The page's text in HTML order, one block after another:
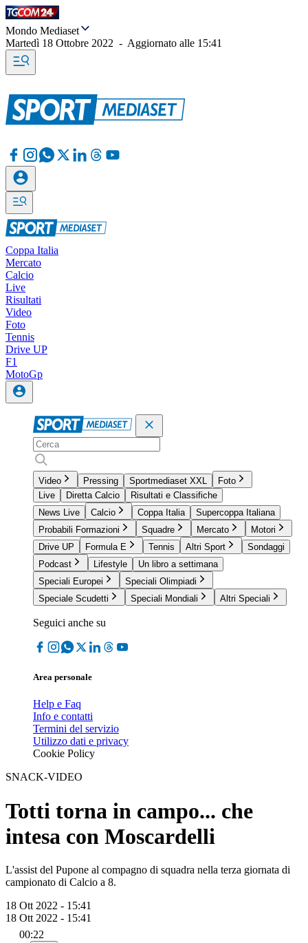
Mondo Mediaset
Martedì 18 Ottobre 2022 - Aggiornato alle 15:41
Coppa Italia
Mercato
Calcio
Live
Risultati
Video
Foto
Tennis
Drive UP
F1
MotoGp
Video Pressing Sportmediaset XXL
Foto
Live
Diretta Calcio
Risultati e Classifiche
News Live
Calcio Coppa Italia
Supercoppa Italiana
Probabili Formazioni
Squadre Mercato
Motori
Drive UP
Formula E Tennis Altri Sport
Sondaggi
Podcast
Lifestyle
Un libro a settimana
Speciali Europei
Speciali Olimpiadi
Speciale Scudetti
Speciali Mondiali Altri Speciali
Seguici anche su
Area personale
Help e Faq
Info e contatti
Termini del servizio
Utilizzo dati e privacy
Cookie Policy
SNACK-VIDEO
Totti torna in campo... che
intesa con Moscardelli
L'assist del Pupone al compagno di squadra nella terza giornata di
campionato di Calcio a 8.
18 Ott 2022 - 15:41
18 Ott 2022 - 15:41
00:22